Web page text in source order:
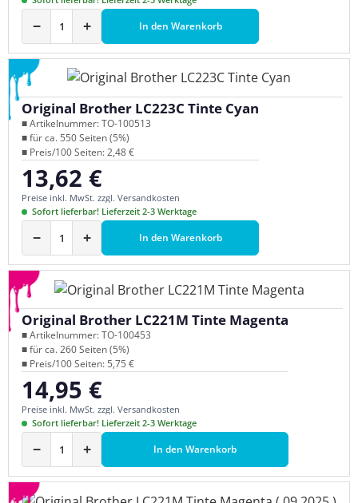
− + In den Warenkorb
Original Brother LC223C Tinte Cyan
■ Artikelnummer: TO-100513
■ für ca. 550 Seiten (5%)
■ Preis/100 Seiten: 2,48 €
Regulärer Preis:
13,62 €
Preise inkl. MwSt. zzgl. Versandkosten
Sofort lieferbar! Lieferzeit 2-3 Werktage
− + In den Warenkorb
Original Brother LC221M Tinte Magenta
■ Artikelnummer: TO-100453
■ für ca. 260 Seiten (5%)
■ Preis/100 Seiten: 5,75 €
Regulärer Preis:
14,95 €
Preise inkl. MwSt. zzgl. Versandkosten
Sofort lieferbar! Lieferzeit 2-3 Werktage
− + In den Warenkorb